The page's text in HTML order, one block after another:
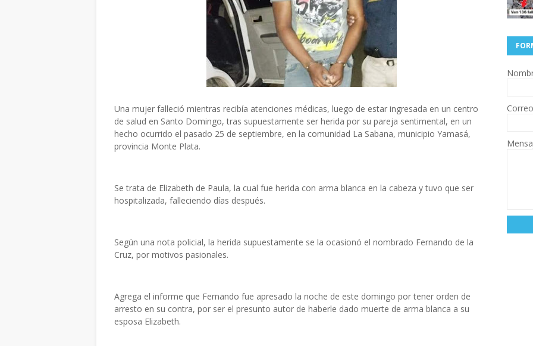
Una mujer falleció mientras recibía atenciones médicas, luego de estar ingresada en un centro
de salud en Santo Domingo, tras supuestamente ser herida por su pareja sentimental, en un
hecho ocurrido el pasado 25 de septiembre, en la comunidad La Sabana, municipio Yamasá,
provincia Monte Plata.
Se trata de Elizabeth de Paula, la cual fue herida con arma blanca en la cabeza y tuvo que ser
hospitalizada, falleciendo días después.
Según una nota policial, la herida supuestamente se la ocasionó el nombrado Fernando de la
Cruz, por motivos pasionales.
Agrega el informe que Fernando fue apresado la noche de este domingo por tener orden de
arresto en su contra, por ser el presunto autor de haberle dado muerte de arma blanca a su
esposa Elizabeth.